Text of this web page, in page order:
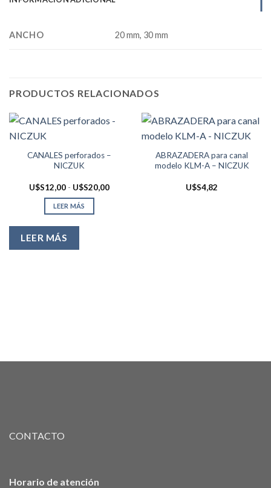
ANCHO 20 mm, 30 mm
PRODUCTOS RELACIONADOS
CANALES perforados –
NICZUK
U$S12,00 - U$S20,00Rango
LEER MÁS
LEER MÁS
ABRAZADERA para canal
modelo KLM-A – NICZUK
U$S4,82
CONTACTO
Horario de atención